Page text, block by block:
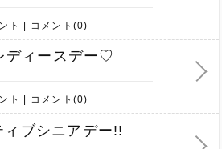
ト コメント(0)
ディースデー♡
ト コメント(0)
ブシニアデー!!